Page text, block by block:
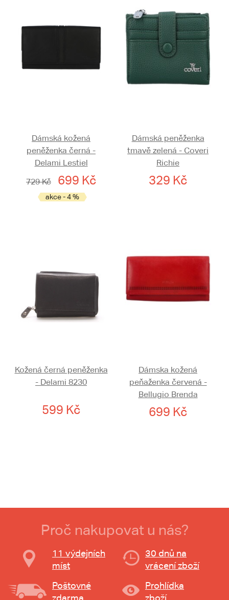
Dámská kožená
peněženka černá -
Delami Lestiel
729 Kč
699 Kč
akce - 4 %
Dámská peněženka
tmavě zelená - Coveri
Richie
329 Kč
Kožená černá peněženka
- Delami 8230
599 Kč
Dámska kožená
peňaženka červená -
Bellugio Brenda
699 Kč
Proč nakupovat u nás?
11 výdejních
míst
30 dnů na
vrácení zboží
Poštovné
zdarma
Prohlídka
zboží